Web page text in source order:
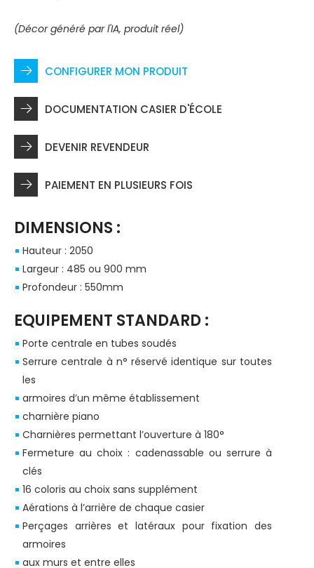
(Décor généré par l'IA, produit réel)
CONFIGURER MON PRODUIT
DOCUMENTATION CASIER D'ÉCOLE
DEVENIR REVENDEUR
PAIEMENT EN PLUSIEURS FOIS
DIMENSIONS :
Hauteur : 2050
Largeur : 485 ou 900 mm
Profondeur : 550mm
EQUIPEMENT STANDARD :
Porte centrale en tubes soudés
Serrure centrale à n° réservé identique sur toutes
les
armoires d’un même établissement
charnière piano
Charnières permettant l’ouverture à 180°
Fermeture au choix : cadenassable ou serrure à
clés
16 coloris au choix sans supplément
Aérations à l’arrière de chaque casier
Perçages arrières et latéraux pour fixation des
armoires
aux murs et entre elles